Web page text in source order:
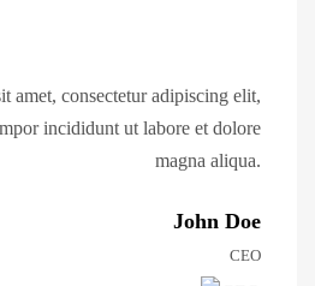
amet, consectetur adipiscing elit,
incididunt ut labore et dolore
magna aliqua.
John Doe
CEO